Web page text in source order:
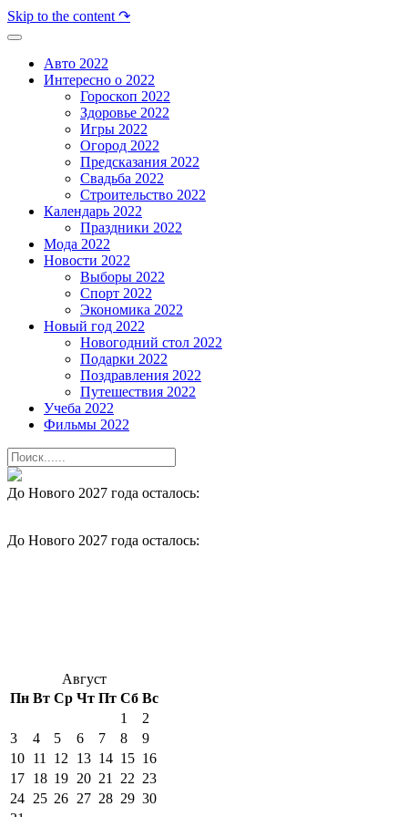
Skip to the content ↷
Авто 2022
Интересно о 2022
Гороскоп 2022
Здоровье 2022
Игры 2022
Огород 2022
Предсказания 2022
Свадьба 2022
Строительство 2022
Календарь 2022
Праздники 2022
Мода 2022
Новости 2022
Выборы 2022
Спорт 2022
Экономика 2022
Новый год 2022
Новогодний стол 2022
Подарки 2022
Поздравления 2022
Путешествия 2022
Учеба 2022
Фильмы 2022
До Нового 2027 года осталось:
До Нового 2027 года осталось:
Август
Пн Вт Ср Чт Пт Сб Вс
1
2
3
4 5 6 7 8
9
10 11 12 13 14 15 16
17 18 19 20 21 22 23
24 25 26 27 28 29 30